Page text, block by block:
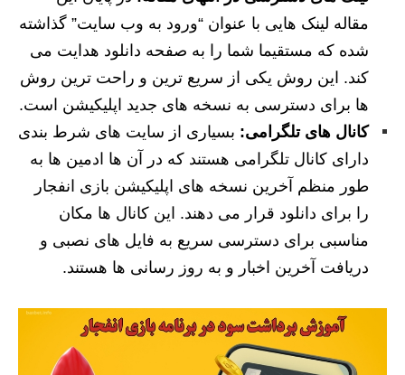
مقاله لینک هایی با عنوان “ورود به وب سایت” گذاشته
شده که مستقیما شما را به صفحه دانلود هدایت می
کند. این روش یکی از سریع ترین و راحت ترین روش
ها برای دسترسی به نسخه های جدید اپلیکیشن است.
کانال های تلگرامی: بسیاری از سایت های شرط بندی
دارای کانال تلگرامی هستند که در آن ها ادمین ها به
طور منظم آخرین نسخه های اپلیکیشن بازی انفجار
را برای دانلود قرار می دهند. این کانال ها مکان
مناسبی برای دسترسی سریع به فایل های نصبی و
دریافت آخرین اخبار و به روز رسانی ها هستند.